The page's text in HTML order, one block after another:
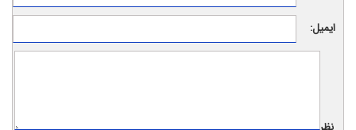
ایمیل: